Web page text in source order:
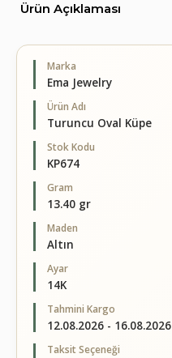
Ürün Açıklaması
Marka
Ema Jewelry
Ürün Adı
Turuncu Oval Küpe
Stok Kodu
KP674
Gram
13.40 gr
Maden
Altın
Ayar
14K
Tahmini Kargo
12.08.2026 - 16.08.2026
Taksit Seçeneği